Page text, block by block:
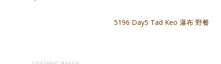
5192 Day5 Tad Keo 瀑布
5196 Day5 Tad Keo 瀑布 野餐